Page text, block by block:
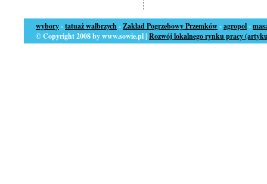
wybory-tatuaż wałbrzych-Zakład Pogrzebowy Przemków-agropol-
© Copyright 2008 by www.sowie.pl | Rozwój lokalnego rynku pracy